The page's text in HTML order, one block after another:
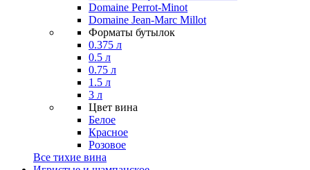
Domaine Perrot-Minot
Domaine Jean-Marc Millot
Форматы бутылок
0.375 л
0.5 л
0.75 л
1.5 л
3 л
Цвет вина
Белое
Красное
Розовое
Все тихие вина